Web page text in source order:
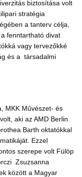
biztosítása volt
stratégia
a tanterv célja,
fenntartható divat
vagy tervezőkké
és a társadalmi
MKK Művészet- és
aki az AMD Berlin
Barth oktatókkal
Ezzel
szerepe volt Fülöp
Zsuzsanna
között a Magyar